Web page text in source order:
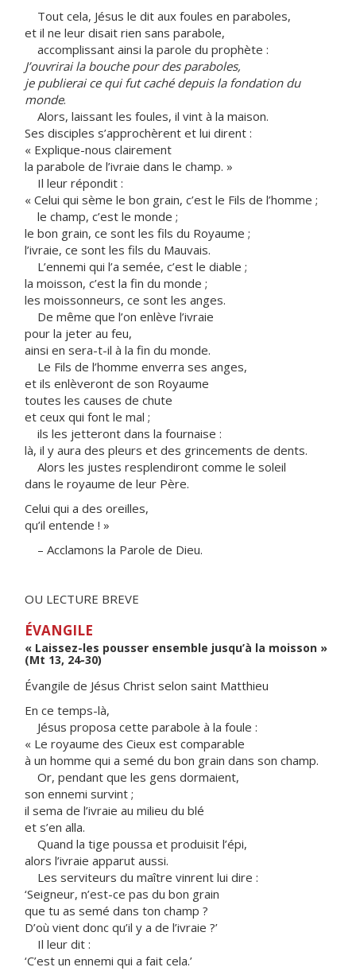
Tout cela, Jésus le dit aux foules en paraboles,
et il ne leur disait rien sans parabole,
accomplissant ainsi la parole du prophète :
J’ouvrirai la bouche pour des paraboles,
je publierai ce qui fut caché depuis la fondation du
monde.
Alors, laissant les foules, il vint à la maison.
Ses disciples s’approchèrent et lui dirent :
« Explique-nous clairement
la parabole de l’ivraie dans le champ. »
Il leur répondit :
« Celui qui sème le bon grain, c’est le Fils de l’homme ;
le champ, c’est le monde ;
le bon grain, ce sont les fils du Royaume ;
l’ivraie, ce sont les fils du Mauvais.
L’ennemi qui l’a semée, c’est le diable ;
la moisson, c’est la fin du monde ;
les moissonneurs, ce sont les anges.
De même que l’on enlève l’ivraie
pour la jeter au feu,
ainsi en sera-t-il à la fin du monde.
Le Fils de l’homme enverra ses anges,
et ils enlèveront de son Royaume
toutes les causes de chute
et ceux qui font le mal ;
ils les jetteront dans la fournaise :
là, il y aura des pleurs et des grincements de dents.
Alors les justes resplendiront comme le soleil
dans le royaume de leur Père.
Celui qui a des oreilles,
qu’il entende ! »
– Acclamons la Parole de Dieu.
OU LECTURE BREVE
ÉVANGILE
« Laissez-les pousser ensemble jusqu’à la moisson »
(Mt 13, 24-30)
Évangile de Jésus Christ selon saint Matthieu
En ce temps-là,
Jésus proposa cette parabole à la foule :
« Le royaume des Cieux est comparable
à un homme qui a semé du bon grain dans son champ.
Or, pendant que les gens dormaient,
son ennemi survint ;
il sema de l’ivraie au milieu du blé
et s’en alla.
Quand la tige poussa et produisit l’épi,
alors l’ivraie apparut aussi.
Les serviteurs du maître vinrent lui dire :
‘Seigneur, n’est-ce pas du bon grain
que tu as semé dans ton champ ?
D’où vient donc qu’il y a de l’ivraie ?’
Il leur dit :
‘C’est un ennemi qui a fait cela.’